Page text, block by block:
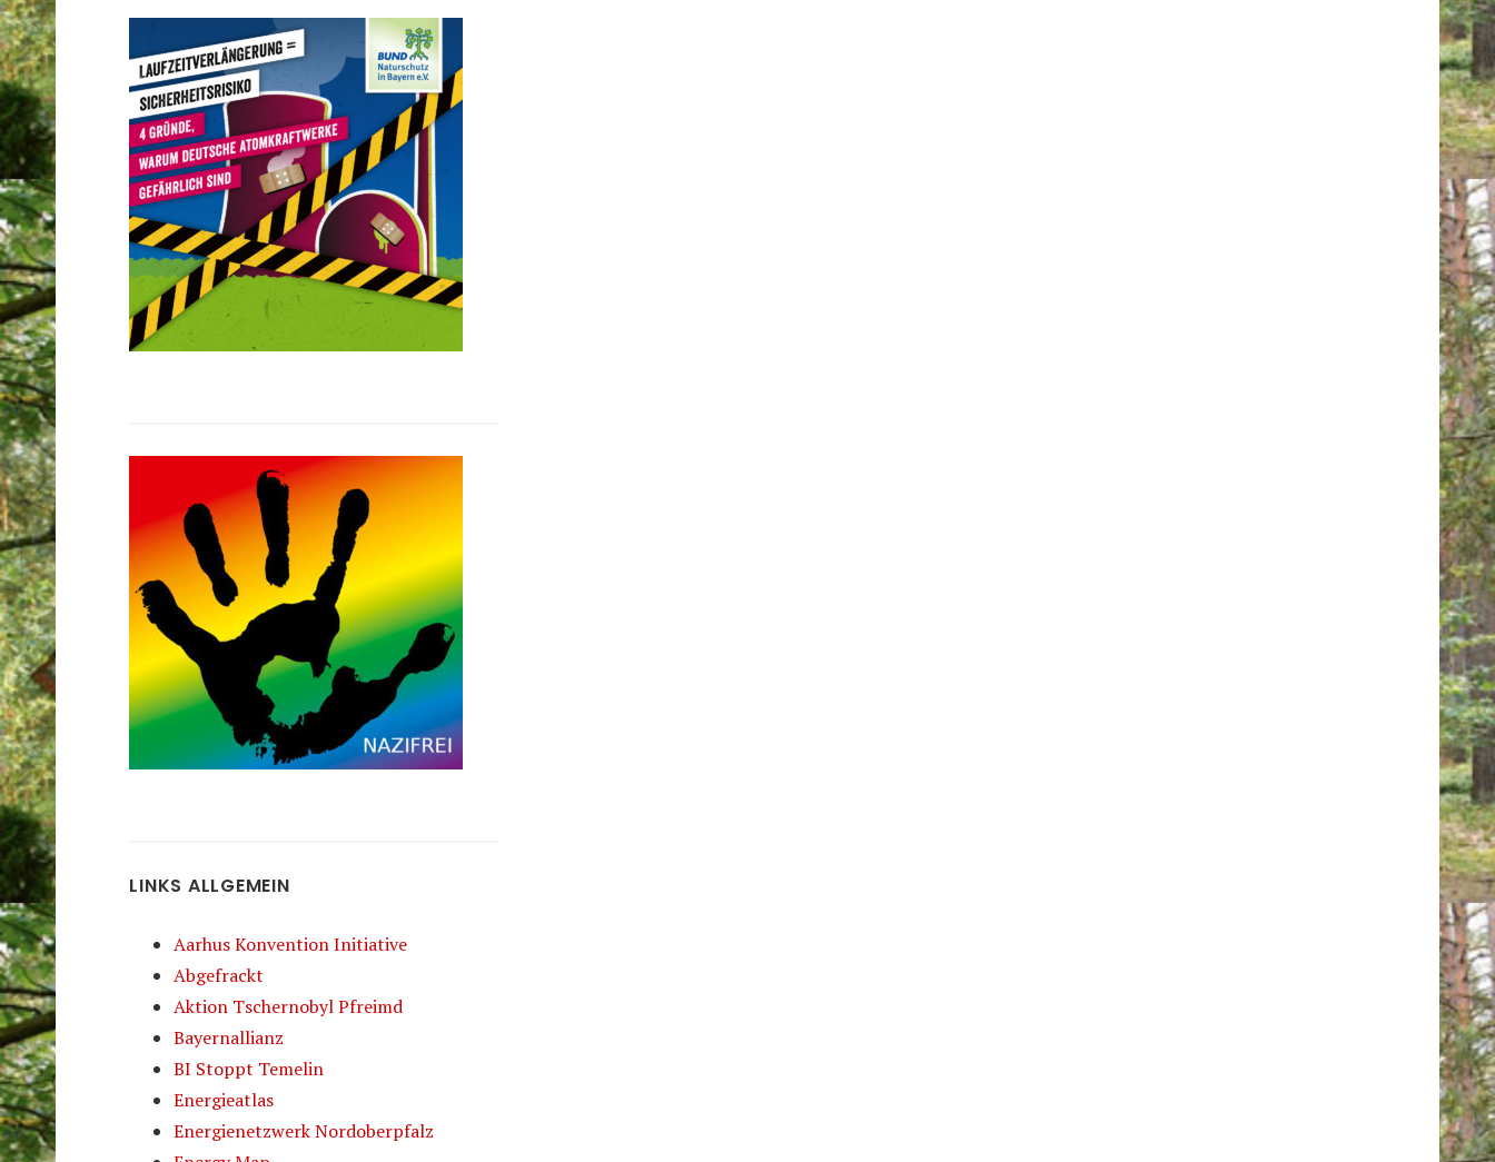
LINKS ALLGEMEIN
Aarhus Konvention Initiative
Abgefrackt
Aktion Tschernobyl Pfreimd
Bayernallianz
BI Stoppt Temelin
Energieatlas
Energienetzwerk Nordoberpfalz